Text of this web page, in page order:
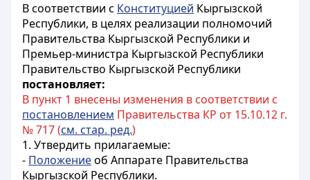
В соответствии с Конституцией Кыргызской
Республики, в целях реализации полномочий
Правительства Кыргызской Республики и
Премьер-министра Кыргызской Республики
Правительство Кыргызской Республики
постановляет:
В пункт 1 внесены изменения в соответствии с
постановлением Правительства КР от 15.10.12 г.
№ 717 (см. стар. ред.)
1. Утвердить прилагаемые:
- Положениеоб Аппарате Правительства
Кыргызской Республики.